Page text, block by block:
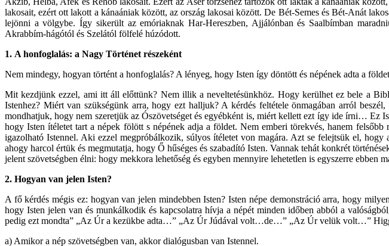
lakosait, ezért ott lakott a kánaániak között, az ország lakosai között. De Bét-Semes és Bét-Anát
lejönni a völgybe. Így sikerült az emóriaknak Har-Hereszben, Ajjálónban és Saalbímban
Akrabbím-hágótól és Szelától fölfelé húzódott.
1. A honfoglalás: a Nagy Történet részeként
Nem mindegy, hogyan történt a honfoglalás? A lényeg, hogy Isten így döntött és népének adta a
Mit kezdjünk ezzel, ami itt áll előttünk? Nem illik a neveltetésünkhöz. Hogy kerülhet ez bele a
Istenhez? Miért van szükségünk arra, hogy ezt halljuk? A kérdés feltétele önmagában arról
mondhatjuk, hogy nem szeretjük az Ószövetséget és egyébként is, miért kellett ezt így ide írni… Ez
hogy Isten ítéletet tart a népek fölött s népének adja a földet. Nem emberi törekvés, hanem
igazolható Istennel. Aki ezzel megpróbálkozik, súlyos ítéletet von magára. Azt se felejtsük el,
ahogy harcol értük és megmutatja, hogy Ő hűséges és szabadító Isten. Vannak tehát konkrét
jelent szövetségben élni: hogy mekkora lehetőség és egyben mennyire lehetetlen is egyszerre ebben
2. Hogyan van jelen Isten?
A fő kérdés mégis ez: hogyan van jelen mindebben Isten? Isten népe demonstráció arra, hogy
hogy Isten jelen van és munkálkodik és kapcsolatra hívja a népét minden időben abból a
pedig ezt mondta” „Az Úr a kezükbe adta…” „Az Úr Júdával volt…de…” „Az Úr velük volt…”
a) Amikor a nép szövetségben van, akkor dialógusban van Istennel.